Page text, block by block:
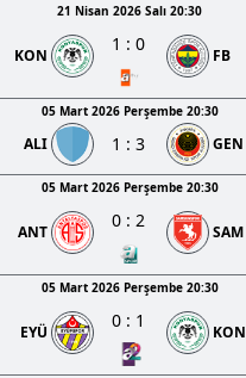
ve sitemizde ilgili
21 Nisan 2026 Salı 20:30
KON
1 :0
FB
05 Mart 2026 Perşembe 20:30
ALI 1 :3 GEN
05 Mart 2026 Perşembe 20:30
ANT
0 : 2
SAM
05 Mart 2026 Perşembe 20:30
EYÜ
0 : 1
KON